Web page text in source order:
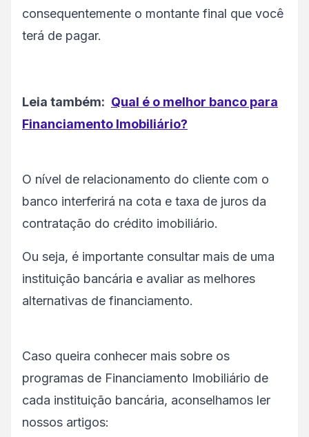
consequentemente o montante final que você
terá de pagar.
Leia também: Qual é o melhor banco para
Financiamento Imobiliário?
O nível de relacionamento do cliente com o
banco interferirá na cota e taxa de juros da
contratação do crédito imobiliário.
Ou seja, é importante consultar mais de uma
instituição bancária e avaliar as melhores
alternativas de financiamento.
Caso queira conhecer mais sobre os
programas de Financiamento Imobiliário de
cada instituição bancária, aconselhamos ler
nossos artigos: